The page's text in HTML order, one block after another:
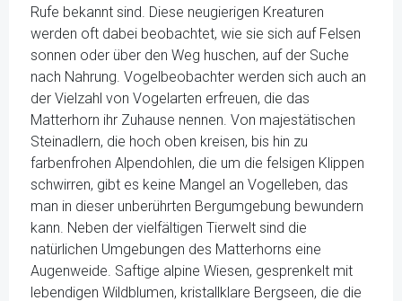
Rufe bekannt sind. Diese neugierigen Kreaturen
werden oft dabei beobachtet, wie sie sich auf Felsen
sonnen oder über den Weg huschen, auf der Suche
nach Nahrung. Vogelbeobachter werden sich auch an
der Vielzahl von Vogelarten erfreuen, die das
Matterhorn ihr Zuhause nennen. Von majestätischen
Steinadlern, die hoch oben kreisen, bis hin zu
farbenfrohen Alpendohlen, die um die felsigen Klippen
schwirren, gibt es keine Mangel an Vogelleben, das
man in dieser unberührten Bergumgebung bewundern
kann. Neben der vielfältigen Tierwelt sind die
natürlichen Umgebungen des Matterhorns eine
Augenweide. Saftige alpine Wiesen, gesprenkelt mit
lebendigen Wildblumen, kristallklare Bergseen, die die